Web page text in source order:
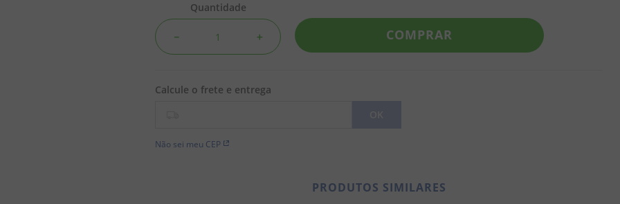
Quantidade
＋
－ COMPRAR
Não sei meu CEP
PRODUTOS SIMILARES